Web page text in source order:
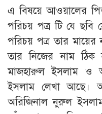
এ বিষয়ে আওয়ালের
পরিচয় পত্র টি যে ছবি
পরিচয় পত্র তার
তার নিজের নাম ঠিক
মাজহারুল ইসলাম ও
ইসলাম লেখা আছে।
অরিজিনাল নুরুল